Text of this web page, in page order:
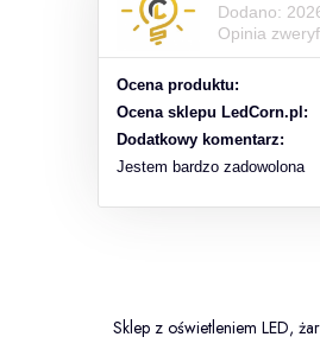
Dodano:
Opinia
Ocena produktu:
Ocena sklepu LedCorn.pl:
Dodatkowy komentarz:
Jestem bardzo zadowolona
Sklep z oświetleniem LED,